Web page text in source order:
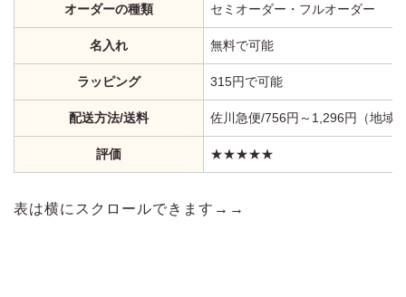
オーダーの種類 セミオーダー・フルオーダー
名入れ 無料で可能
ラッピング 315円で可能
配送方法/送料 佐川急便/756円～1,296円（地域
評価 ★★★★★
表は横にスクロールできます→→